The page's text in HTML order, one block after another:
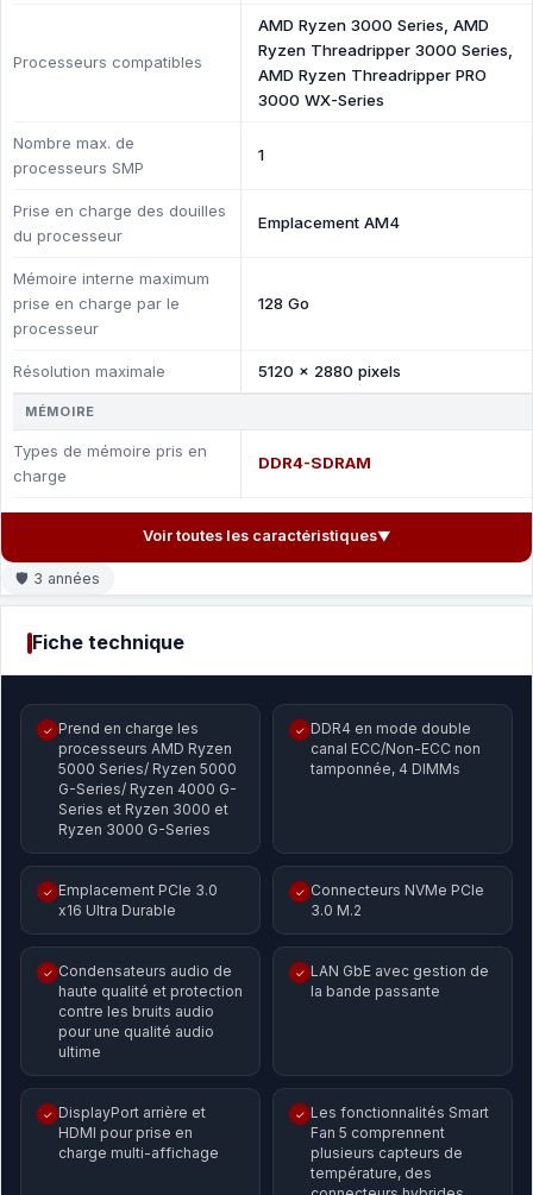
Processeurs compatibles
AMD Ryzen 3000 Series, AMD
Ryzen Threadripper 3000 Series,
AMD Ryzen Threadripper PRO
3000 WX-Series
Nombre max. de
processeurs SMP
1
Prise en charge des douilles
du processeur
Emplacement AM4
Mémoire interne maximum
prise en charge par le
processeur
128 Go
Résolution maximale 5120 x 2880 pixels
MÉMOIRE
Types de mémoire pris en
charge
DDR4-SDRAM
Voir toutes les caractéristiques▼
🛡 3 années
Fiche technique
✓ Prend en charge les
processeurs AMD Ryzen
5000 Series/ Ryzen 5000
G-Series/ Ryzen 4000 G-
Series et Ryzen 3000 et
Ryzen 3000 G-Series
✓ DDR4 en mode double
canal ECC/Non-ECC non
tamponnée, 4 DIMMs
✓ Emplacement PCIe 3.0
x16 Ultra Durable
✓ Connecteurs NVMe PCIe
3.0 M.2
✓ Condensateurs audio de
haute qualité et protection
contre les bruits audio
pour une qualité audio
ultime
✓ LAN GbE avec gestion de
la bande passante
✓ DisplayPort arrière et
HDMI pour prise en
charge multi-affichage
✓ Les fonctionnalités Smart
Fan 5 comprennent
plusieurs capteurs de
température, des